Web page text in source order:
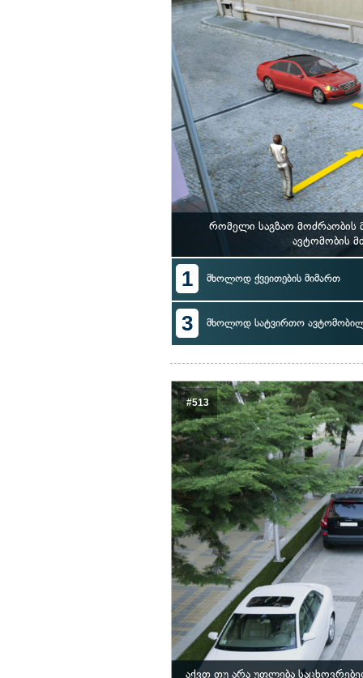
რომელი საგზაო მოძრაობის
ავტომობის
1 მხოლოდ ქვეითების მიმართ
3 მხოლოდ სატვირთო
#513
აქვთ თუ არა უფლება